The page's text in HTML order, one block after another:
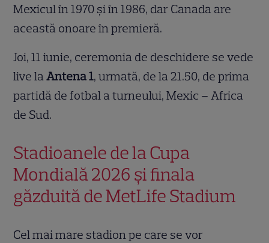
Mexicul în 1970 și în 1986, dar Canada are
această onoare în premieră.
Joi, 11 iunie, ceremonia de deschidere se vede
live laAntena 1, urmată, de la 21.50, de prima
partidă de fotbal a turneului, Mexic – Africa
de Sud.
Stadioanele de la Cupa
Mondială 2026 și finala
găzduită de MetLife Stadium
Cel mai mare stadion pe care se vor